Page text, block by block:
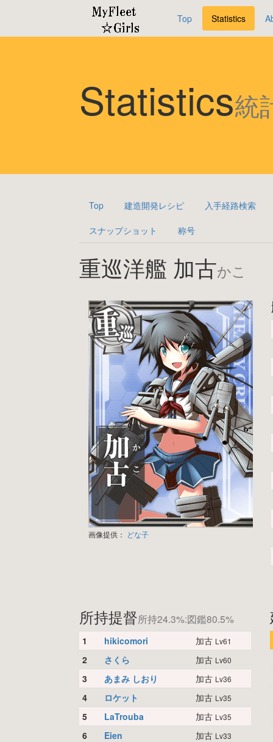
Top Statistics
Statistics統
Top 建造開発レシピ 入手経路検索
スナップショット 称号
重巡洋艦 加古かこ
画像提供： どな子
所持提督所持24.3%:図鑑80.5%
1 hikicomori 加古 Lv61
2 さくら 加古 Lv60
3 あまみ しおり 加古 Lv36
4 ロケット 加古 Lv35
5 LaTrouba 加古 Lv35
6 Eien 加古 Lv33